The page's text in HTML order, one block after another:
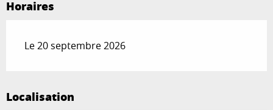
Horaires
Le 20 septembre 2026
Localisation